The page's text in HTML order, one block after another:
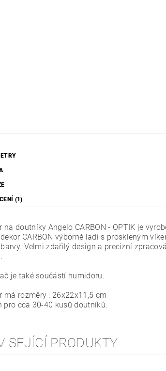
(1)
na doutníky Angelo CARBON - OPTIK je
CARBON výborně ladí s proskleným
Velmi zdařilý design a precizní
je také součástí humidoru.
má rozměry : 26x22x11,5 cm
pro cca 30-40 kusů doutníků.
PRODUKTY